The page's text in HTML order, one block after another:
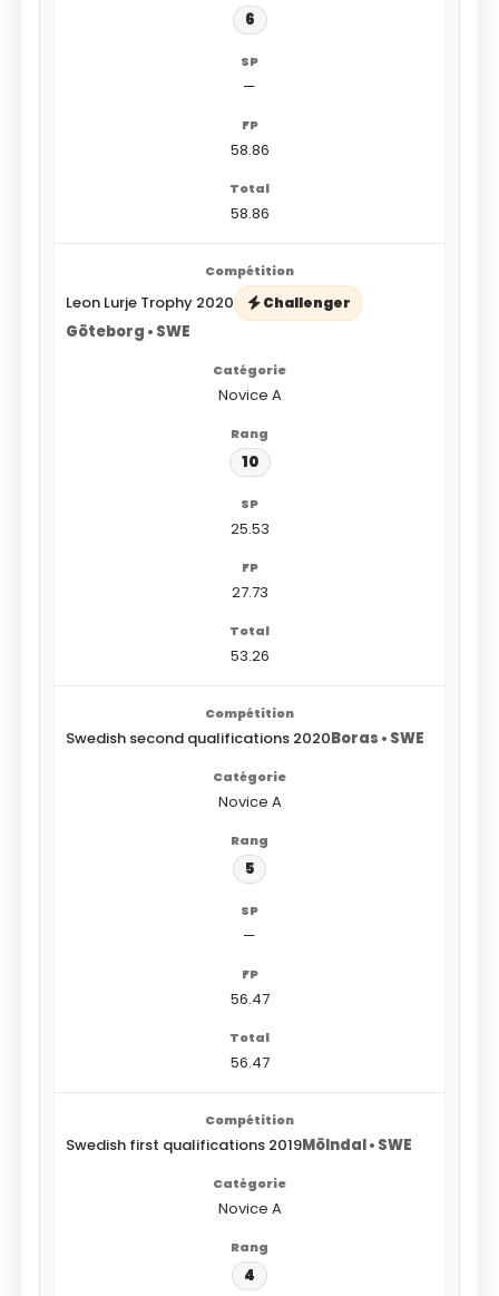
6
—
58.86
58.86
Leon Lurje Trophy 2020 Challenger
Göteborg • SWE
Novice A
10
25.53
27.73
53.26
Swedish second qualifications 2020Boras • SWE
Novice A
5
—
56.47
56.47
Swedish first qualifications 2019Mölndal • SWE
Novice A
4